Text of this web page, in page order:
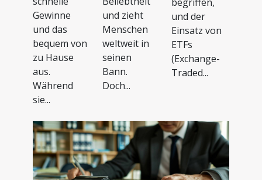
Gewinne
und das
bequem von
zu Hause
aus.
Während
sie...
und zieht
Menschen
weltweit in
seinen
Bann.
Doch...
und der
Einsatz von
ETFs
(Exchange-
Traded...